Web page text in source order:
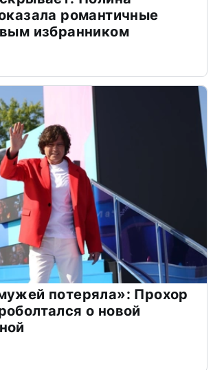
романтичные
избранником
потеряла»: Прохор
о новой